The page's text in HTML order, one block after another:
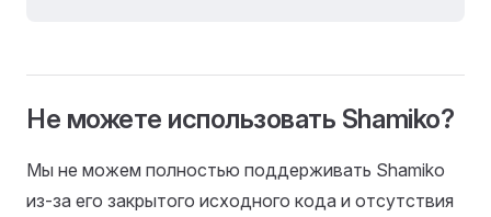
Не можете использовать Shamiko?
Мы не можем полностью поддерживать Shamiko
из-за его закрытого исходного кода и отсутствия